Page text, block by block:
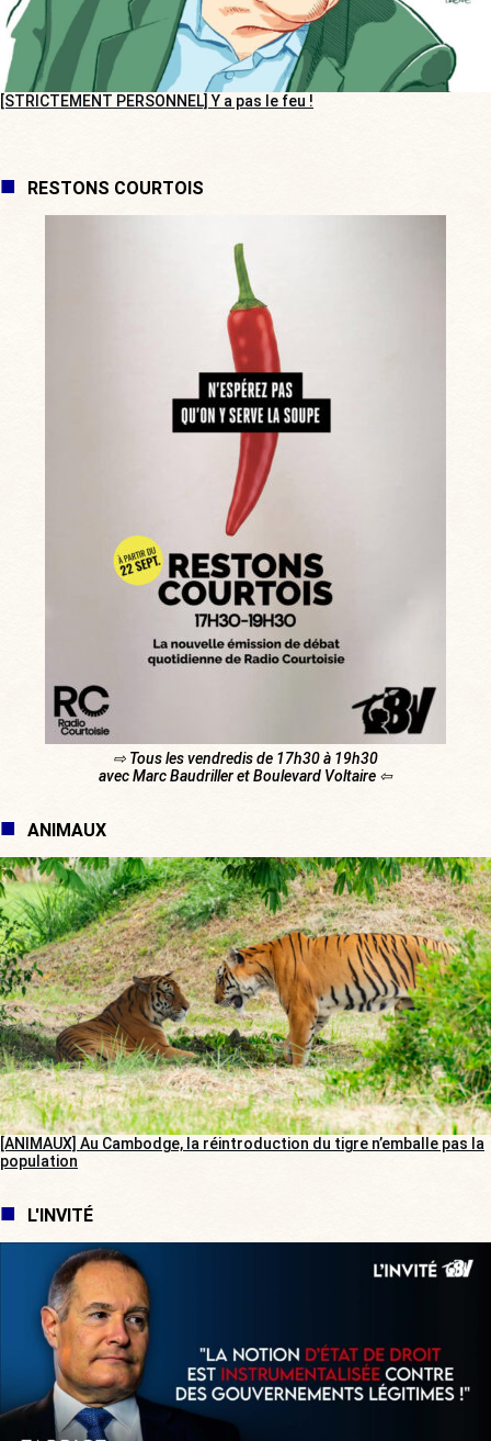
[STRICTEMENT PERSONNEL] Y a pas le feu !
RESTONS COURTOIS
⇨ Tous les vendredis de 17h30 à 19h30
avec Marc Baudriller et Boulevard Voltaire ⇦
ANIMAUX
[ANIMAUX] Au Cambodge, la réintroduction du tigre n’emballe pas la
population
L'INVITÉ